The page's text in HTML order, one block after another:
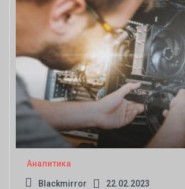
Аналитика
Blackmirror 22.02.2023